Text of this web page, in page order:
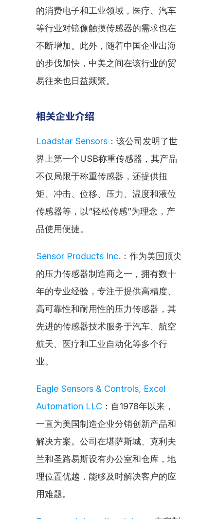
的消费电子和工业领域，医疗、汽车
等行业对镜像触摸传感器的需求也在
不断增加。此外，随着中国企业出海
的步伐加快，中美之间在该行业的贸
易往来也日益频繁。
相关企业介绍
Loadstar Sensors ：该公司发明了世
界上第一个USB称重传感器，其产品
不仅局限于称重传感器，还提供扭
矩、冲击、位移、压力、温度和液位
传感器等，以“轻松传感”为理念，产
品使用便捷。
Sensor Products Inc. ：作为美国顶尖
的压力传感器制造商之一，拥有数十
年的专业经验，专注于提供高精度、
高可靠性和耐用性的压力传感器，其
先进的传感器技术服务于汽车、航空
航天、医疗和工业自动化等多个行
业。
Eagle Sensors & Controls, Excel
Automation LLC ：自1978年以来，
一直为美国制造企业分销创新产品和
解决方案。公司在堪萨斯城、克利夫
兰和圣路易斯设有办公室和仓库，地
理位置优越，能够及时解决客户的应
用难题。